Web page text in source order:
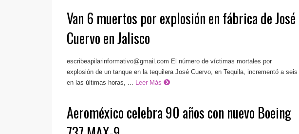
Van 6 muertos por explosión en fábrica de José
Cuervo en Jalisco
escribeapilarinformativo@gmail.com El número de víctimas mortales por
explosión de un tanque en la tequilera José Cuervo, en Tequila, incrementó a seis
en las últimas horas, ...
Leer Más
Aeroméxico celebra 90 años con nuevo Boeing